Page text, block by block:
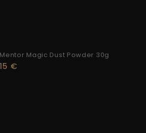
Mentor Magic Dust Powder 30g
15 €